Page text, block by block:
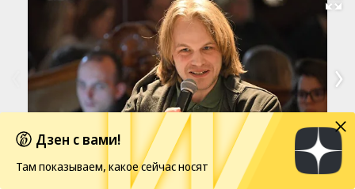
Развернуть
/2
Дзен с вами!
Там показываем, какое сейчас носят